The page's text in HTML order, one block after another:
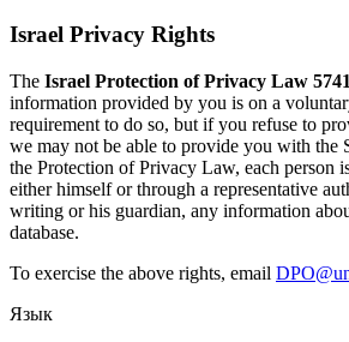
Israel Privacy Rights
The Israel Protection of Privacy Law
information provided by you is on a
requirement to do so, but if you refuse to
we may not be able to provide you with the
the Protection of Privacy Law, each person
either himself or through a representative
writing or his guardian, any information
database.
To exercise the above rights, email
Язык